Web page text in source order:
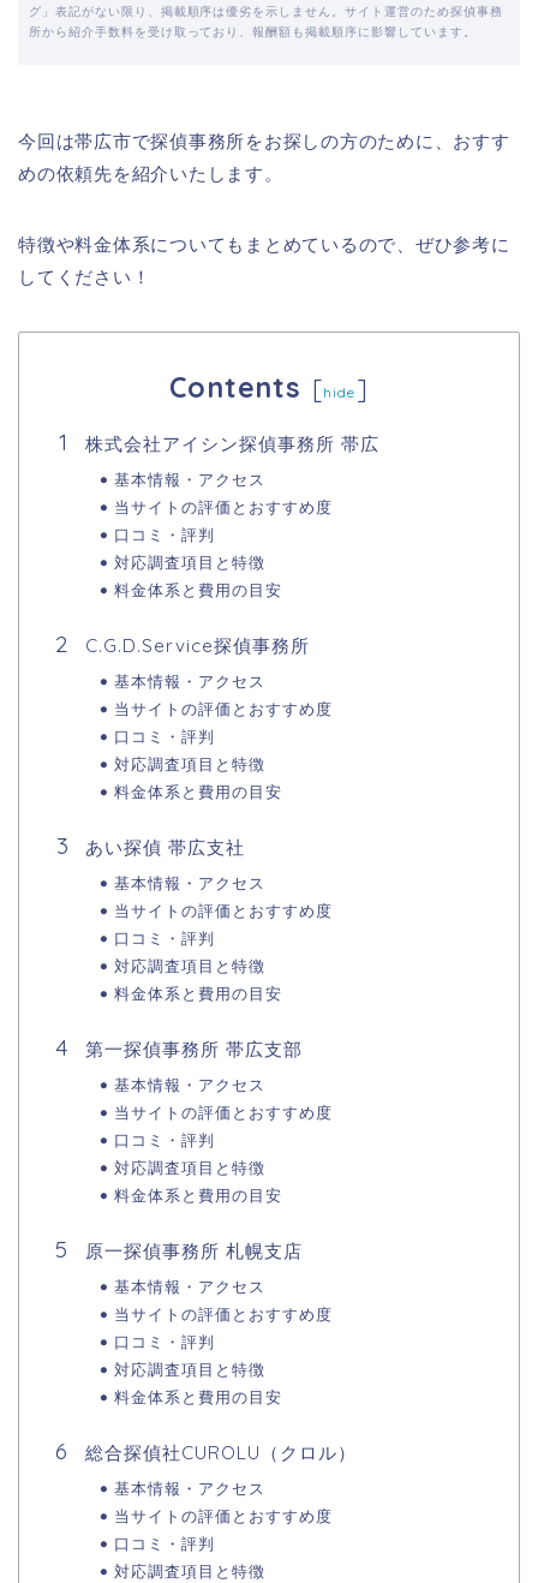
グ」表記がない限り、掲載順序は優劣を示しません。サイト運営のため探偵事務
所から紹介手数料を受け取っており、報酬額も掲載順序に影響しています。
今回は帯広市で探偵事務所をお探しの方のために、おすす
めの依頼先を紹介いたします。
特徴や料金体系についてもまとめているので、ぜひ参考に
してください！
Contents [hide ]
株式会社アイシン探偵事務所 帯広
基本情報・アクセス
当サイトの評価とおすすめ度
口コミ・評判
対応調査項目と特徴
料金体系と費用の目安
C.G.D.Service探偵事務所
基本情報・アクセス
当サイトの評価とおすすめ度
口コミ・評判
対応調査項目と特徴
料金体系と費用の目安
あい探偵 帯広支社
基本情報・アクセス
当サイトの評価とおすすめ度
口コミ・評判
対応調査項目と特徴
料金体系と費用の目安
第一探偵事務所 帯広支部
基本情報・アクセス
当サイトの評価とおすすめ度
口コミ・評判
対応調査項目と特徴
料金体系と費用の目安
原一探偵事務所 札幌支店
基本情報・アクセス
当サイトの評価とおすすめ度
口コミ・評判
対応調査項目と特徴
料金体系と費用の目安
総合探偵社CUROLU（クロル）
基本情報・アクセス
当サイトの評価とおすすめ度
口コミ・評判
対応調査項目と特徴